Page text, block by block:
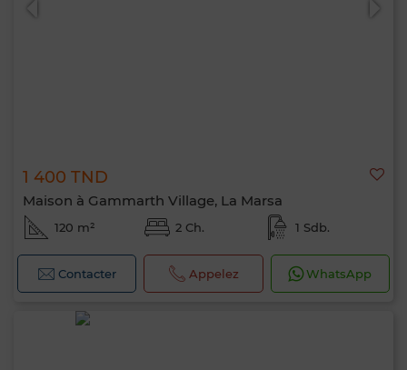
1 400 TND
Maison à Gammarth Village, La Marsa
120 m² 2 Ch. 1 Sdb.
Contacter Appelez WhatsApp